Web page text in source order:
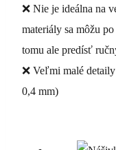
❌ Nie je ideálna na
materiály sa môžu
tomu ale predísť
❌ Veľmi malé
0,4 mm)